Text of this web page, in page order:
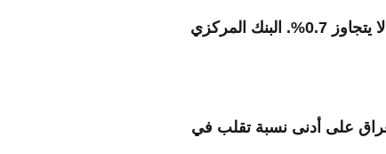
يُعد العراق الأهدأ عربياً، حيث استقر الدولار عند 1,320 دينار رسمياً و 1,310 دينار في السوق، بفارق لا يتجاوز 0.7%. البنك المركزي
على أدنى نسبة تقلب في